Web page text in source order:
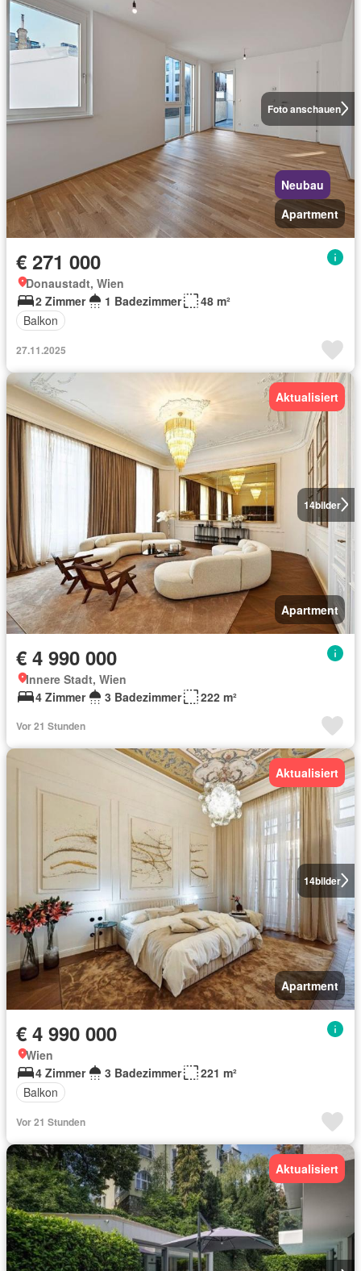
Foto anschauen
Neubau
Apartment
€ 271 000
Donaustadt, Wien
2 Zimmer
1 Badezimmer
48 m²
Balkon
27.11.2025
14bilder
Aktualisiert
Apartment
€ 4 990 000
Innere Stadt, Wien
4 Zimmer
3 Badezimmer 222 m²
Vor 21 Stunden
14bilder
Aktualisiert
Apartment
€ 4 990 000
Wien
4 Zimmer
3 Badezimmer
221 m²
Balkon
Vor 21 Stunden
Aktualisiert